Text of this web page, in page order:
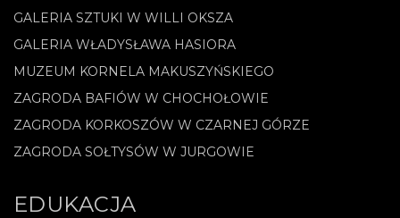
GALERIA SZTUKI W WILLI OKSZA
GALERIA WŁADYSŁAWA HASIORA
MUZEUM KORNELA MAKUSZYŃSKIEGO
ZAGRODA BAFIÓW W CHOCHOŁOWIE
ZAGRODA KORKOSZÓW W CZARNEJ GÓRZE
ZAGRODA SOŁTYSÓW W JURGOWIE
EDUKACJA